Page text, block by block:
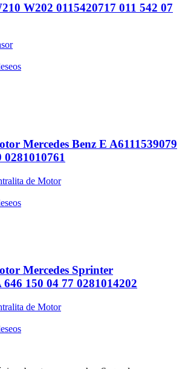
W202 0115420717 011 542 07
Mercedes Benz E A6111539079
0281010761
de Motor
Mercedes Sprinter
150 04 77 0281014202
de Motor